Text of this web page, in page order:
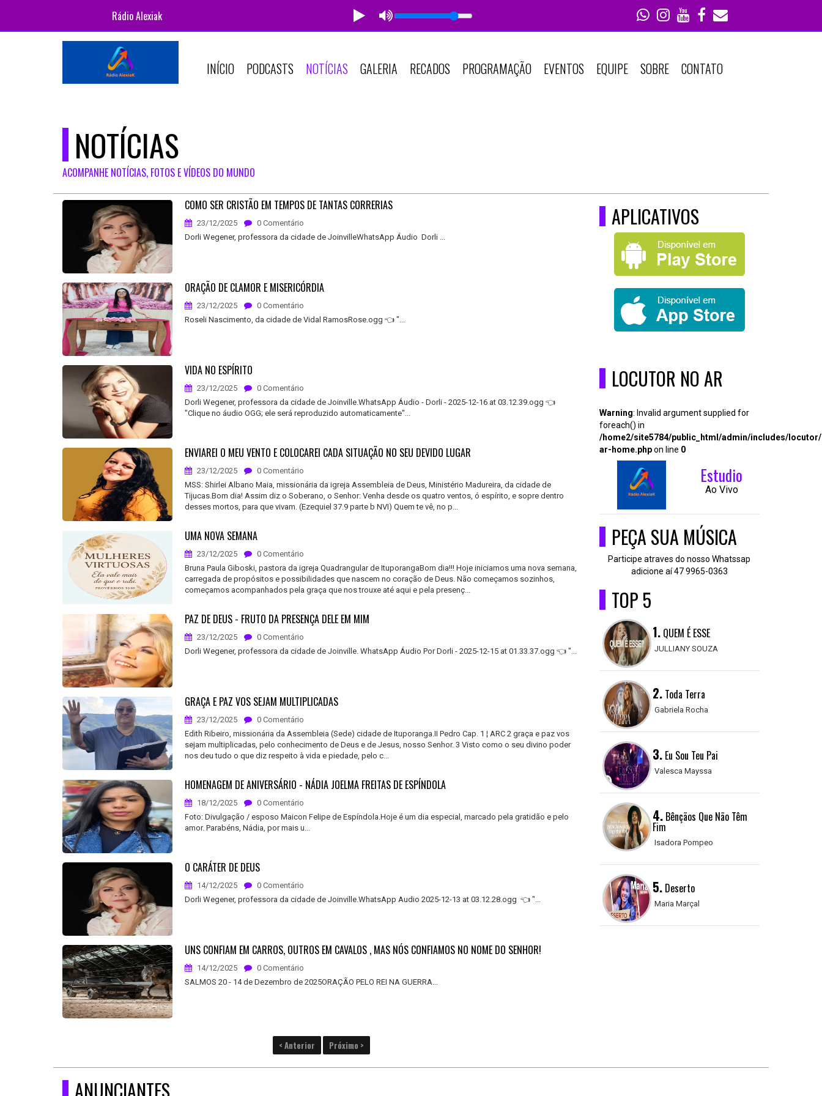
Rádio Alexiak
INÍCIO PODCASTS NOTÍCIAS GALERIA RECADOS PROGRAMAÇÃO EVENTOS EQUIPE SOBRE CONTATO
NOTÍCIAS
ACOMPANHE NOTÍCIAS, FOTOS E VÍDEOS DO MUNDO
COMO SER CRISTÃO EM TEMPOS DE TANTAS CORRERIAS
23/12/2025
0 Comentário
Dorli Wegener, professora da cidade de JoinvilleWhatsApp Áudio Dorli ...
ORAÇÃO DE CLAMOR E MISERICÓRDIA ​
23/12/2025
0 Comentário
Roseli Nascimento, da cidade de Vidal RamosRose.ogg 👈 "...
VIDA NO ESPÍRITO
23/12/2025
0 Comentário
Dorli Wegener, professora da cidade de Joinville.WhatsApp Áudio - Dorli - 2025-12-16 at 03.12.39.ogg 👈
"Clique no áudio OGG; ele será reproduzido automaticamente"...
ENVIAREI O MEU VENTO E COLOCAREI CADA SITUAÇÃO NO SEU DEVIDO LUGAR
23/12/2025
0 Comentário
MSS: Shirlei Albano Maia, missionária da igreja Assembleia de Deus, Ministério Madureira, da cidade de
Tijucas.Bom dia! Assim diz o Soberano, o Senhor: Venha desde os quatro ventos, ó espírito, e sopre dentro
desses mortos, para que vivam. (Ezequiel 37.9 parte b NVI) Quem te vê, no p...
UMA NOVA SEMANA
23/12/2025
0 Comentário
Bruna Paula Giboski, pastora da igreja Quadrangular de ItuporangaBom dia!!! Hoje iniciamos uma nova semana,
carregada de propósitos e possibilidades que nascem no coração de Deus. Não começamos sozinhos,
começamos acompanhados pela graça que nos trouxe até aqui e pela presenç...
PAZ DE DEUS - FRUTO DA PRESENÇA DELE EM MIM
23/12/2025
0 Comentário
Dorli Wegener, professora da cidade de Joinville. WhatsApp Áudio Por Dorli - 2025-12-15 at 01.33.37.ogg 👈 "...
GRAÇA E PAZ VOS SEJAM MULTIPLICADAS
23/12/2025
0 Comentário
Edith Ribeiro, missionária da Assembleia (Sede) cidade de Ituporanga.II Pedro Cap. 1 ¦ ARC 2 graça e paz vos
sejam multiplicadas, pelo conhecimento de Deus e de Jesus, nosso Senhor. 3 Visto como o seu divino poder
nos deu tudo o que diz respeito à vida e piedade, pelo c...
HOMENAGEM DE ANIVERSÁRIO - NÁDIA JOELMA FREITAS DE ESPÍNDOLA
18/12/2025
0 Comentário
Foto: Divulgação / esposo Maicon Felipe de Espíndola.Hoje é um dia especial, marcado pela gratidão e pelo
amor. Parabéns, Nádia, por mais u...
O CARÁTER DE DEUS
14/12/2025
0 Comentário
Dorli Wegener, professora da cidade de Joinville.WhatsApp Audio 2025-12-13 at 03.12.28.ogg 👈 "...
UNS CONFIAM EM CARROS, OUTROS EM CAVALOS , MAS NÓS CONFIAMOS NO NOME DO SENHOR!
14/12/2025
0 Comentário
SALMOS 20 - 14 de Dezembro de 2025ORAÇÃO PELO REI NA GUERRA...
< Anterior Próximo >
APLICATIVOS
LOCUTOR NO AR
Warning: Invalid argument supplied for
foreach() in
/home2/site5784/public_html/admin/includes/
ar-home.phpon line 0
Estudio
Ao Vivo
PEÇA SUA MÚSICA
Participe atraves do nosso Whatssap
adicione aí 47 9965-0363
TOP 5
1.QUEM É ESSE
JULLIANY SOUZA
2.Toda Terra
Gabriela Rocha
3.Eu Sou Teu Pai
Valesca Mayssa
4.Bênçãos Que Não Têm
Fim
Isadora Pompeo
5.Deserto
Maria Marçal
ANUNCIANTES